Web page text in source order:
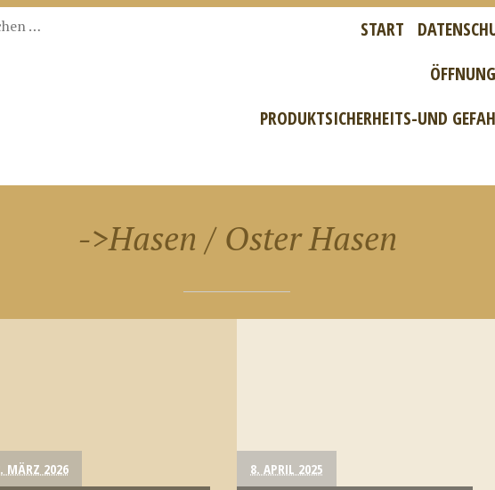
START
PRODUKTSICHERHEITS-UND
->Hasen / Oster Hasen
MÄRZ 2026 8. APRIL 2025